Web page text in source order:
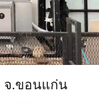
จ.ขอนแก่น